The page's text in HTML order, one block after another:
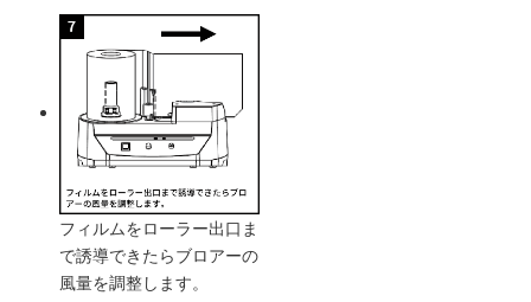
フィルムをローラー出口ま
で誘導できたらブロアーの
風量を調整します。